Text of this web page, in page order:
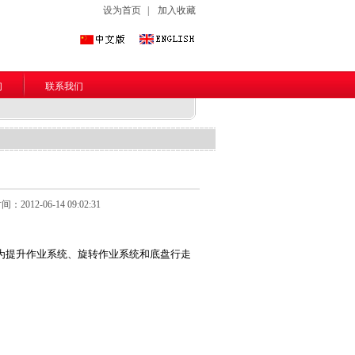
设为首页 加入收藏
联系我们
：2012-06-14 09:02:31
升作业系统、旋转作业系统和底盘行走